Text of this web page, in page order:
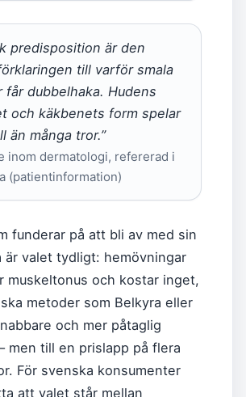
predisposition är den
till varför smala
får dubbelhaka. Hudens
och käkbenets form spelar
än många tror.”
inom dermatologi, refererad i
(patientinformation)
funderar på att bli av med sin
är valet tydligt: hemövningar
muskeltonus och kostar inget,
metoder som Belkyra eller
och mer påtaglig
men till en prislapp på flera
För svenska konsumenter
att valet står mellan